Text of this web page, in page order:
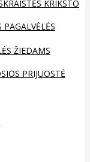
KRIKŠTO
PAGALVĖLĖS
ŽIEDAMS
PRIJUOSTĖ